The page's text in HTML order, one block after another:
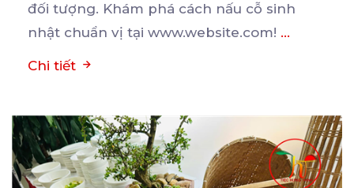
đối tượng. Khám phá cách nấu cỗ sinh
nhật chuẩn vị tại www.website.com! ...
Chi tiết